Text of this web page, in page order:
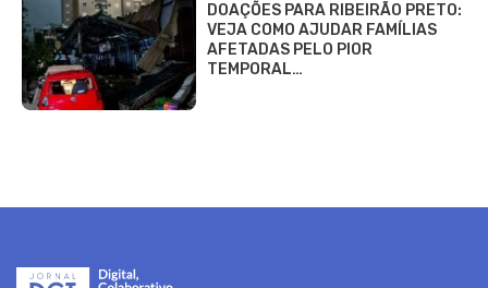
DOAÇÕES PARA RIBEIRÃO PRETO:
VEJA COMO AJUDAR FAMÍLIAS
AFETADAS PELO PIOR
TEMPORAL…